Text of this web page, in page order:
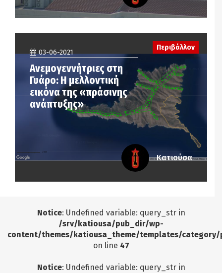
03-06-2021
Ανεμογεννήτριες στη
Γυάρο: Η μελλοντική
εικόνα της «πράσινης
ανάπτυξης»
Περιβάλλον
Κατιούσα
Notice: Undefined variable: query_str in
/srv/katiousa/pub_dir/wp-
content/themes/katiousa_theme/templates/
on line 47
Notice: Undefined variable: query_str in